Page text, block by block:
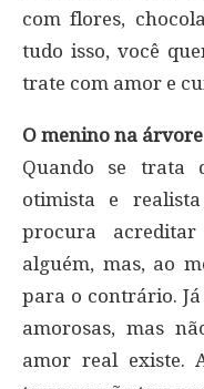
com flores,
tudo isso, você
trate com amor e
O menino na árvore
Quando se trata
otimista e
procura
alguém, mas, ao
para o contrário.
amorosas, mas
amor real existe.